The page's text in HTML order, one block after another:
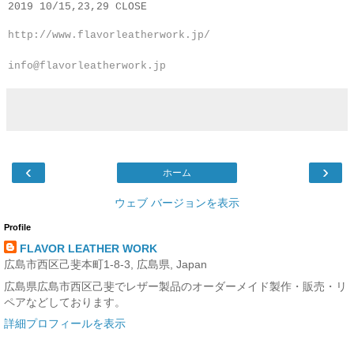
2019 10/15,23,29 CLOSE
http://www.flavorleatherwork.jp/
info@flavorleatherwork.jp
‹ ›
ホーム
ウェブ バージョンを表示
Profile
FLAVOR LEATHER WORK
広島市西区己斐本町1-8-3, 広島県, Japan
広島県広島市西区己斐でレザー製品のオーダーメイド製作・販売・リ
ペアなどしております。
詳細プロフィールを表示